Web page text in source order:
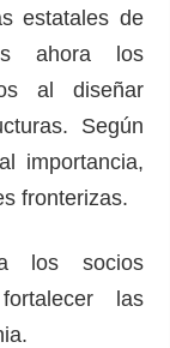
estatales de
ahora los
al diseñar
Según
importancia,
fronterizas.
los socios
las